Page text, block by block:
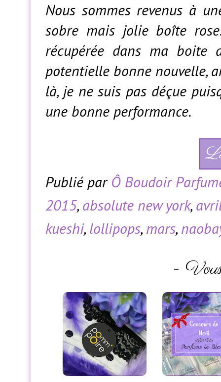
Nous sommes revenus à
sobre mais jolie boîte
récupérée dans ma boite
potentielle bonne nouvelle,
là, je ne suis pas déçue
une bonne performance.
Publié par Ô Boudoir
2015, absolute new york,
kueshi, lollipops, mars,
-